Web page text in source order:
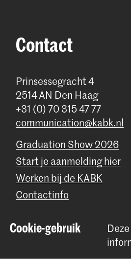
Contact
Prinsessegracht 4
2514 AN Den Haag
+31 (0) 70 315 47 77
communication@kabk.nl
Graduation Show 2026
Start je aanmelding hier
Werken bij de KABK
Contactinfo
© 2026 Koninklijke Academie van
Cookie-gebruik